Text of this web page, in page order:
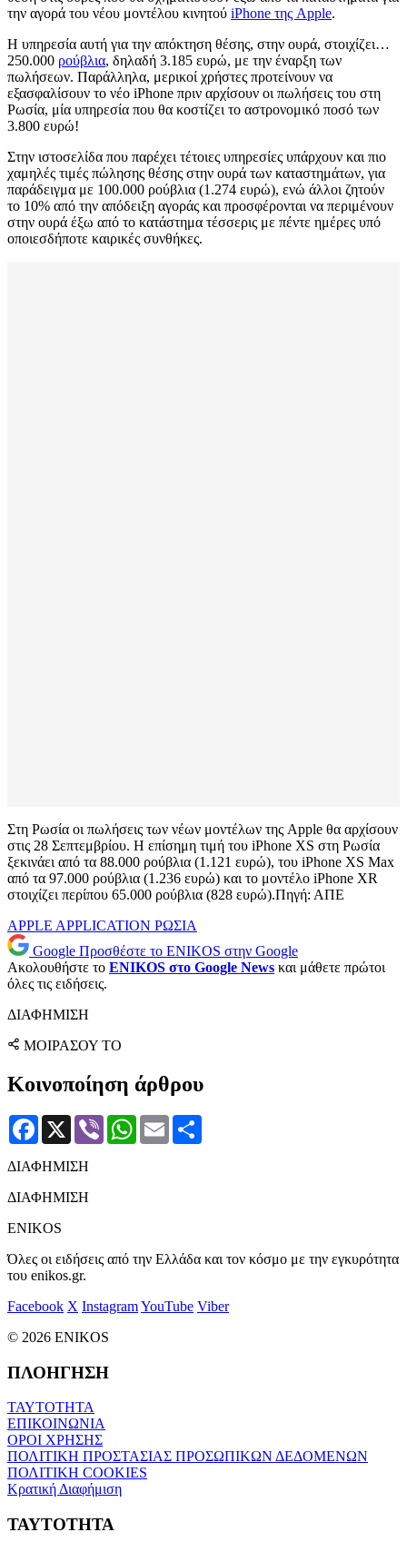
την αγορά του νέου μοντέλου κινητού iPhone της Apple.
Η υπηρεσία αυτή για την απόκτηση θέσης, στην ουρά, στοιχίζει…
250.000 ρούβλια, δηλαδή 3.185 ευρώ, με την έναρξη των
πωλήσεων. Παράλληλα, μερικοί χρήστες προτείνουν να
εξασφαλίσουν το νέο iPhone πριν αρχίσουν οι πωλήσεις του στη
Ρωσία, μία υπηρεσία που θα κοστίζει το αστρονομικό ποσό των
3.800 ευρώ!
Στην ιστοσελίδα που παρέχει τέτοιες υπηρεσίες υπάρχουν και πιο
χαμηλές τιμές πώλησης θέσης στην ουρά των καταστημάτων, για
παράδειγμα με 100.000 ρούβλια (1.274 ευρώ), ενώ άλλοι ζητούν
το 10% από την απόδειξη αγοράς και προσφέρονται να περιμένουν
στην ουρά έξω από το κατάστημα τέσσερις με πέντε ημέρες υπό
οποιεσδήποτε καιρικές συνθήκες.
Στη Ρωσία οι πωλήσεις των νέων μοντέλων της Apple θα αρχίσουν
στις 28 Σεπτεμβρίου. Η επίσημη τιμή του iPhone XS στη Ρωσία
ξεκινάει από τα 88.000 ρούβλια (1.121 ευρώ), του iPhone XS Max
από τα 97.000 ρούβλια (1.236 ευρώ) και το μοντέλο iPhone XR
στοιχίζει περίπου 65.000 ρούβλια (828 ευρώ).Πηγή: ΑΠΕ
APPLE APPLICATION ΡΩΣΙΑ
Google Προσθέστε το ENIKOS στην Google
Ακολουθήστε το ENIKOS στο Google News και μάθετε πρώτοι
όλες τις ειδήσεις.
ΔΙΑΦΗΜΙΣΗ
ΜΟΙΡΑΣΟΥ ΤΟ
Κοινοποίηση άρθρου
Facebook
X Viber WhatsApp
Email
ΔΙΑΦΗΜΙΣΗ
ΔΙΑΦΗΜΙΣΗ
ENIKOS
Όλες οι ειδήσεις από την Ελλάδα και τον κόσμο με την εγκυρότητα
του enikos.gr.
Facebook X InstagramYouTube Viber
© 2026 ENIKOS
ΠΛΟΗΓΗΣΗ
ΤΑΥΤΟΤΗΤΑ
ΕΠΙΚΟΙΝΩΝΙΑ
ΟΡΟΙ ΧΡΗΣΗΣ
ΠΟΛΙΤΙΚΗ ΠΡΟΣΤΑΣΙΑΣ ΠΡΟΣΩΠΙΚΩΝ ΔΕΔΟΜΕΝΩΝ
ΠΟΛΙΤΙΚΗ COOKIES
Κρατική Διαφήμιση
ΤΑΥΤΟΤΗΤΑ